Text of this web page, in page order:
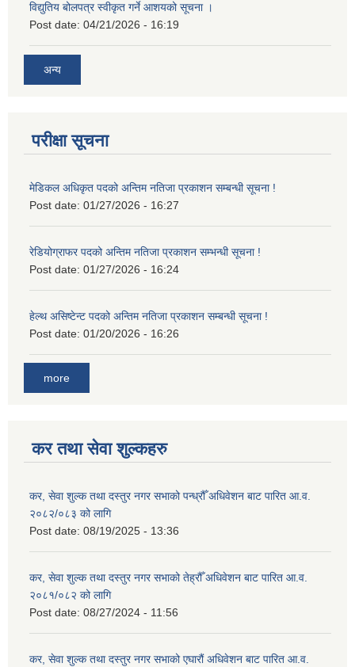
विद्युतिय बोलपत्र स्वीकृत गर्ने आशयको सूचना ।
Post date: 04/21/2026 - 16:19
अन्य
परीक्षा सूचना
मेडिकल अधिकृत पदको अन्तिम नतिजा प्रकाशन सम्बन्धी सूचना !
Post date: 01/27/2026 - 16:27
रेडियोग्राफर पदको अन्तिम नतिजा प्रकाशन सम्भन्धी सूचना !
Post date: 01/27/2026 - 16:24
हेल्थ असिष्टेन्ट पदको अन्तिम नतिजा प्रकाशन सम्बन्धी सूचना !
Post date: 01/20/2026 - 16:26
more
कर तथा सेवा शुल्कहरु
कर, सेवा शुल्क तथा दस्तुर नगर सभाको पन्ध्रौँ अधिवेशन बाट पारित आ.व.
२०८२/०८३ को लागि
Post date: 08/19/2025 - 13:36
कर, सेवा शुल्क तथा दस्तुर नगर सभाको तेह्रौँ अधिवेशन बाट पारित आ.व.
२०८१/०८२ को लागि
Post date: 08/27/2024 - 11:56
कर, सेवा शुल्क तथा दस्तुर नगर सभाको एघारौं अधिवेशन बाट पारित आ.व.